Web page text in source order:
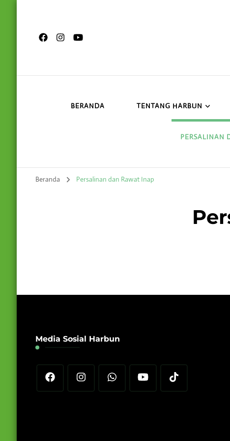
BERANDA TENTANG HARBUN
PERSALINAN
Beranda Persalinan dan Rawat Inap
Media Sosial Harbun